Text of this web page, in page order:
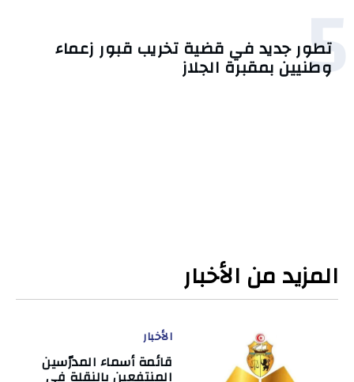
5
تطور جديد في قضية تخريب قبور زعماء
وطنيين بمقبرة الجلاز
المزيد من الأخبار
الأخبار
قائمة أسماء المدرّسين